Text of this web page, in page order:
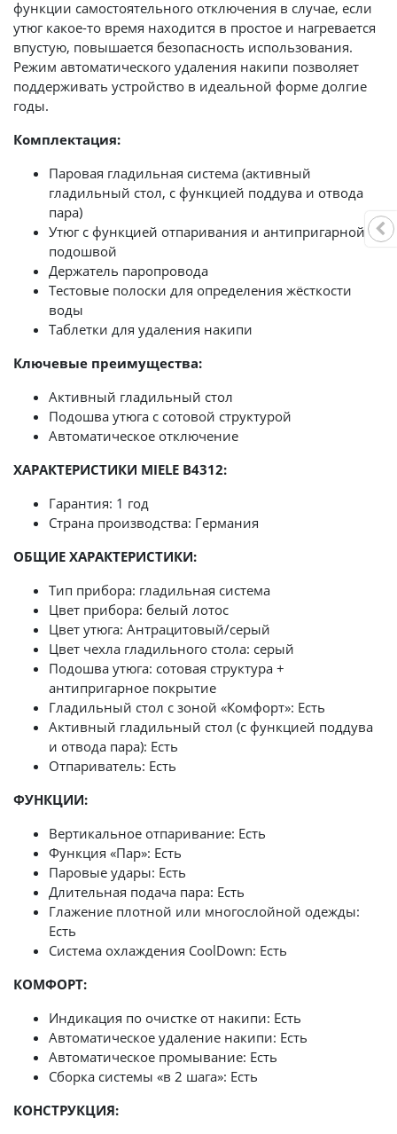
функции самостоятельного отключения в случае, если
утюг какое-то время находится в простое и нагревается
впустую, повышается безопасность использования.
Режим автоматического удаления накипи позволяет
поддерживать устройство в идеальной форме долгие
годы.
Комплектация:
Паровая гладильная система (активный
гладильный стол, с функцией поддува и отвода
пара)
Утюг с функцией отпаривания и антипригарной
подошвой
Держатель паропровода
Тестовые полоски для определения жёсткости
воды
Таблетки для удаления накипи
Ключевые преимущества:
Активный гладильный стол
Подошва утюга с сотовой структурой
Автоматическое отключение
ХАРАКТЕРИСТИКИ MIELE B4312:
Гарантия: 1 год
Страна производства: Германия
ОБЩИЕ ХАРАКТЕРИСТИКИ:
Тип прибора: гладильная система
Цвет прибора: белый лотос
Цвет утюга: Антрацитовый/серый
Цвет чехла гладильного стола: серый
Подошва утюга: сотовая структура +
антипригарное покрытие
Гладильный стол с зоной «Комфорт»: Есть
Активный гладильный стол (с функцией поддува
и отвода пара): Есть
Отпариватель: Есть
ФУНКЦИИ:
Вертикальное отпаривание: Есть
Функция «Пар»: Есть
Паровые удары: Есть
Длительная подача пара: Есть
Глажение плотной или многослойной одежды:
Есть
Система охлаждения CoolDown: Есть
КОМФОРТ:
Индикация по очистке от накипи: Есть
Автоматическое удаление накипи: Есть
Автоматическое промывание: Есть
Сборка системы «в 2 шага»: Есть
КОНСТРУКЦИЯ: